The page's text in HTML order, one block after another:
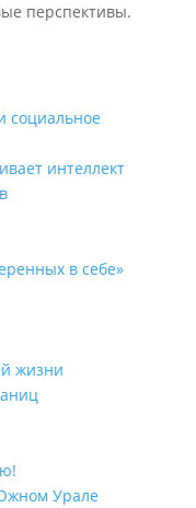
перспективы.
социальное
интеллект
в себе»
жизни
Урале